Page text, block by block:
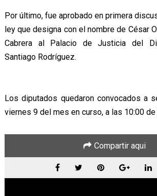
Por último, fue aprobado en primera
ley que designa con el nombre de César
Cabrera al Palacio de Justicia del
Santiago Rodríguez.
Los diputados quedaron convocados a
viernes 9 del mes en curso, a las 10:00 de
Compartir aqui